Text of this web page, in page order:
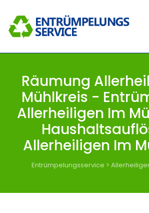
Räumung
Mühlkreis -
Allerheiligen Im
Allerheiligen Im
Entrümpelungsservice >